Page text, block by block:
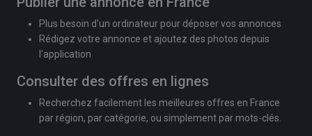
Plus besoin d'un ordinateur pour déposer vos annonces
Rédigez votre annonce et ajoutez des photos depuis
l'application
Consulter des offres en lignes
Recherchez facilement les meilleures offres en France
par région, par catégorie, ou simplement par mots-clés.